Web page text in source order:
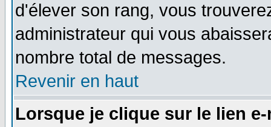
d'élever son rang, vous
administrateur qui vous
nombre total de messages.
Revenir en haut
Lorsque je clique sur le lien